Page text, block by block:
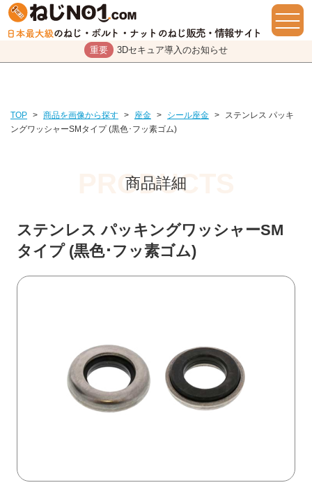
重要 3Dセキュア導入のお知らせ
TOP > 商品を画像から探す > 座金 > シール座金 >
ステンレス パッキ
ングワッシャーSMタイプ (黒色･フッ素ゴム)
商品詳細
ステンレス パッキングワッシャーSM
タイプ (黒色･フッ素ゴム)